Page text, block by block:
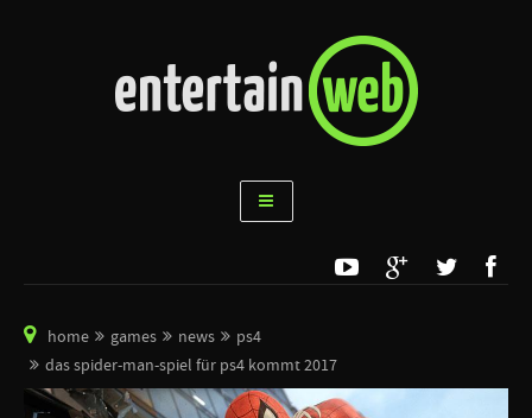
home games news
ps4
das spider-man-spiel für ps4 kommt 2017